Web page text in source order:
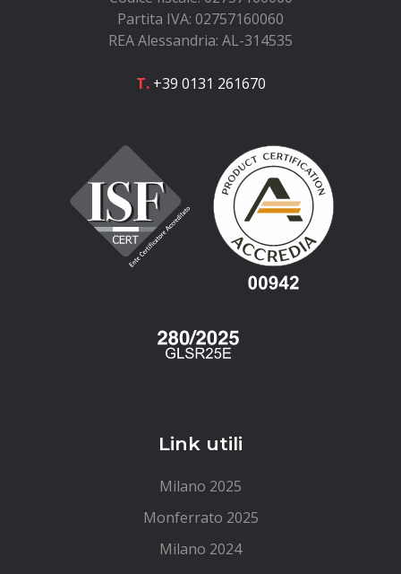
Partita IVA: 02757160060
REA Alessandria: AL-314535
T.+39 0131 261670
Link utili
Milano 2025
Monferrato 2025
Milano 2024